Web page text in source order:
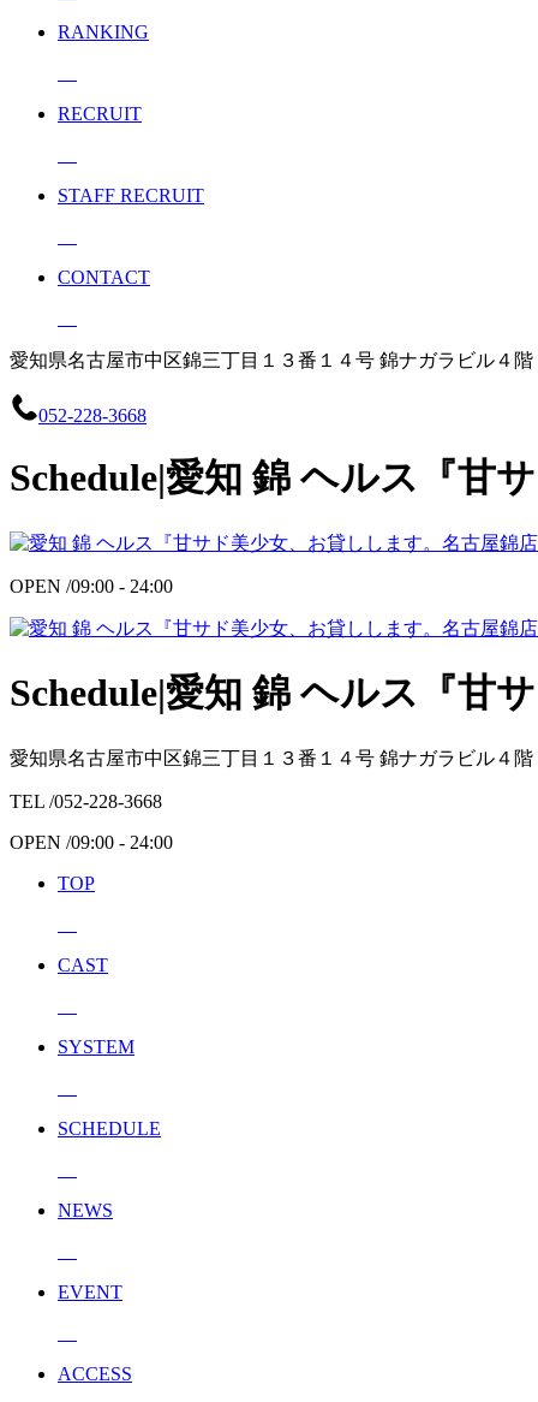
RANKING
RECRUIT
STAFF RECRUIT
CONTACT
愛知県名古屋市中区錦三丁目１３番１４号 錦ナガラビル４
052-228-3668
Schedule|愛知 錦 ヘルス『甘
OPEN /09:00 - 24:00
Schedule|愛知 錦 ヘルス『甘
愛知県名古屋市中区錦三丁目１３番１４号 錦ナガラビル４
TEL /052-228-3668
OPEN /09:00 - 24:00
TOP
CAST
SYSTEM
SCHEDULE
NEWS
EVENT
ACCESS